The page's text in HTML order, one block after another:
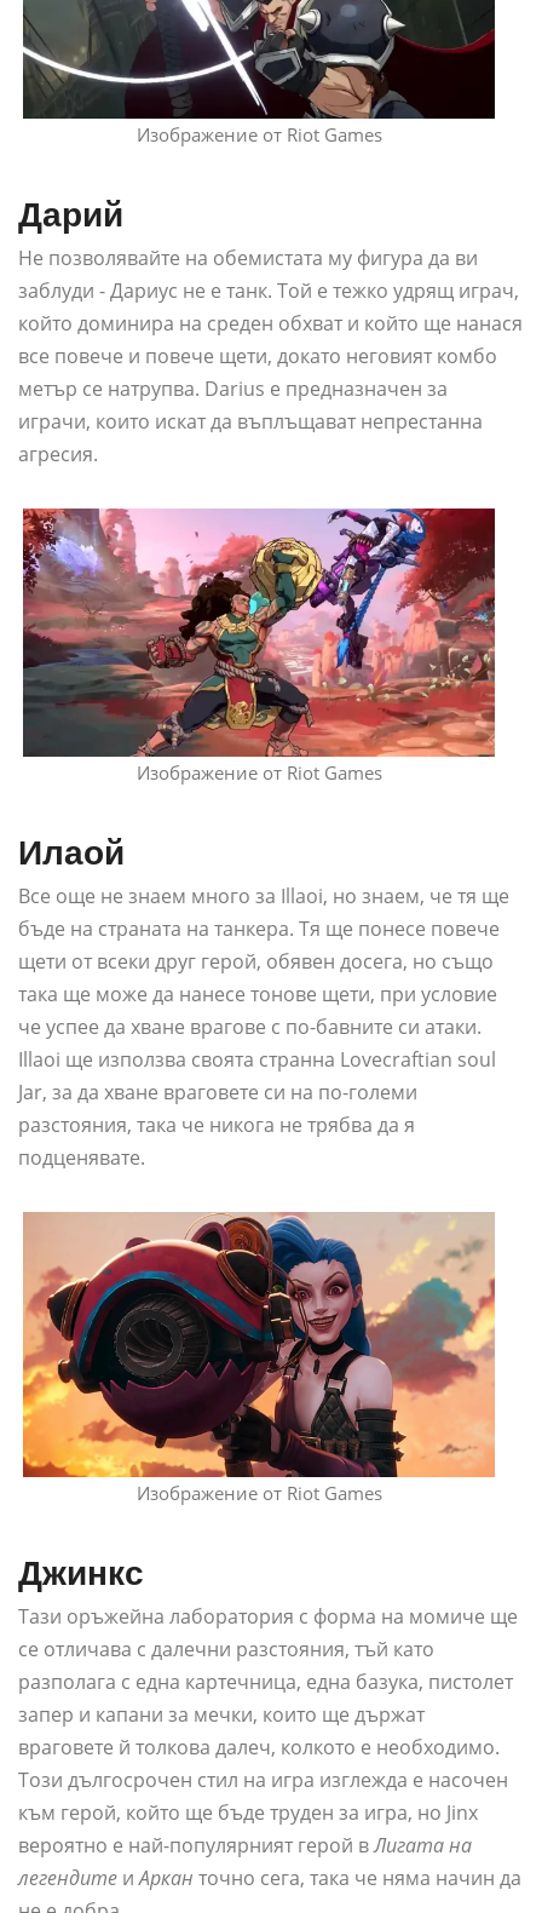
Изображение от Riot Games
Дарий
Не позволявайте на обемистата му фигура да ви
заблуди - Дариус не е танк. Той е тежко удрящ играч,
който доминира на среден обхват и който ще нанася
все повече и повече щети, докато неговият комбо
метър се натрупва. Darius е предназначен за
играчи, които искат да въплъщават непрестанна
агресия.
Изображение от Riot Games
Илаой
Все още не знаем много за Illaoi, но знаем, че тя ще
бъде на страната на танкера. Тя ще понесе повече
щети от всеки друг герой, обявен досега, но също
така ще може да нанесе тонове щети, при условие
че успее да хване врагове с по-бавните си атаки.
Illaoi ще използва своята странна Lovecraftian soul
Jar, за да хване враговете си на по-големи
разстояния, така че никога не трябва да я
подценявате.
Изображение от Riot Games
Джинкс
Тази оръжейна лаборатория с форма на момиче ще
се отличава с далечни разстояния, тъй като
разполага с една картечница, една базука, пистолет
запер и капани за мечки, които ще държат
враговете й толкова далеч, колкото е необходимо.
Този дългосрочен стил на игра изглежда е насочен
към герой, който ще бъде труден за игра, но Jinx
вероятно е най-популярният герой вЛигата на
легендите иАркан точно сега, така че няма начин да